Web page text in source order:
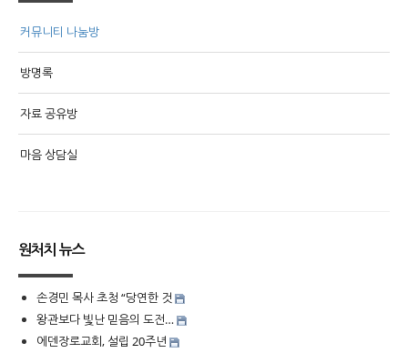
커뮤니티 나눔방
방명록
자료 공유방
마음 상담실
원처치 뉴스
손경민 목사 초청 “당연한 것
왕관보다 빛난 믿음의 도전…
에덴장로교회, 설립 20주년